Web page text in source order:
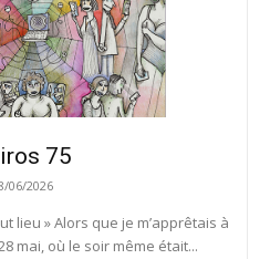
75
06/2026
lieu » Alors que je m’apprêtais à
mai, où le soir même était...